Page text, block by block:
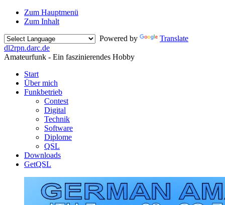
Zum Hauptmenü
Zum Inhalt
Powered by
Translate
dl2rpn.darc.de
Amateurfunk - Ein faszinierendes Hobby
Start
Über mich
Funkbetrieb
Contest
Digital
Technik
Software
Diplome
QSL
Downloads
GetQSL